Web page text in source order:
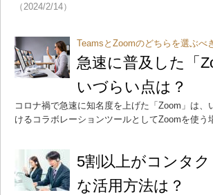
（2024/2/14）
TeamsとZoomのどちらを選ぶべ
急速に普及した「
いづらい点は？
コロナ禍で急速に知名度を上げた「Zoom」は
けるコラボレーションツールとしてZoomを使
5割以上がコンタ
な活用方法は？